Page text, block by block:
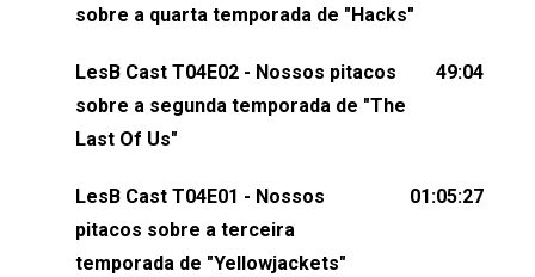
nos envie uma mensagem pelas redes sociais ou
esqueça de visitar nosso site e também redes
sociais:Twitter: ⁠⁠⁠⁠@lesbout_br⁠⁠⁠⁠ Instagram: ⁠⁠⁠⁠@lesbout_br⁠⁠⁠⁠
(⁠⁠⁠⁠⁠⁠@KarolenPassos⁠⁠⁠⁠⁠⁠)Participação de Bruna Fentanes
(⁠⁠⁠⁠@brunarfentanes⁠⁠⁠⁠) e Pollyelly FlorêncioEdição de
Naiady Machado
sobre a quarta temporada de "Hacks"
LesB Cast T04E02 - Nossos pitacos
sobre a segunda temporada de "The
Last Of Us"
49:04
LesB Cast T04E01 - Nossos
pitacos sobre a terceira
temporada de "Yellowjackets"
01:05:27